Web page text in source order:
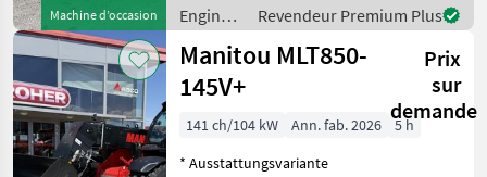
Machine d’occasion
Hydrostatischer
Fahrantrieb mit Kardanwe
Engins
de
chantier
/ Merlo
Revendeur Premium Plus
Manitou MLT850-
145V+
Prix
sur
demande
141 ch/104 kW Ann. fab. 2026
5 h
* Ausstattungsvariante